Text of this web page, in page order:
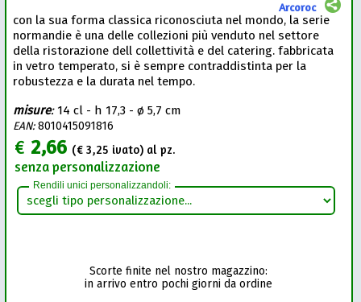
Arcoroc
con la sua forma classica riconosciuta nel mondo, la serie
normandie è una delle collezioni più venduto nel settore
della ristorazione dell collettività e del catering. fabbricata
in vetro temperato, si è sempre contraddistinta per la
robustezza e la durata nel tempo.
misure: 14 cl - h 17,3 - ø 5,7 cm
EAN:8010415091816
€ 2,66 (€3,25 ivato) al pz.
senza personalizzazione
Rendili unici personalizzandoli:
Scorte finite nel nostro magazzino:
in arrivo entro pochi giorni da ordine